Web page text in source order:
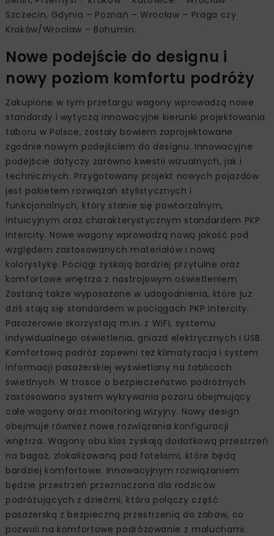
Szczecin, Gdynia – Poznań – Wrocław – Praga czy
Kraków/Wrocław – Bohumin.
Nowe podejście do designu i
nowy poziom komfortu podróży
Zakupione w tym przetargu wagony wprowadzą nowe
standardy i wytyczą innowacyjne kierunki projektowania
taboru w Polsce, zostały bowiem zaprojektowane
zgodnie nowym podejściem do designu. Innowacyjne
podejście dotyczy zarówno kwestii wizualnych, jak i
technicznych. Przygotowany projekt nowych pojazdów
jest pakietem rozwiązań stylistycznych i
funkcjonalnych, który stanie się powtarzalnym,
intuicyjnym oraz charakterystycznym standardem PKP
Intercity. Nowe wagony wprowadzą nową jakość pod
względem zastosowanych materiałów i nową
kolorystykę. Pociągi zyskają bardziej przytulne oraz
komfortowe wnętrza z nastrojowym oświetleniem.
Zostaną także wyposażone w udogodnienia, które już
dziś stają się standardem w pociągach PKP Intercity.
Pasażerowie skorzystają m.in. z WiFi, systemu
indywidualnego oświetlenia, gniazd elektrycznych i USB.
Komfortową podróż zapewni też klimatyzacja i system
informacji pasażerskiej wyświetlany na tablicach
świetlnych. W trosce o bezpieczeństwo podróżnych
zastosowano system wykrywania pożaru obejmujący
całe wagony oraz monitoring wizyjny. Nowy design
obejmuje również nowe rozwiązania konfiguracji
wnętrza. Wagony obu klas zyskają dodatkową przestrzeń
na bagaż, zlokalizowaną pod fotelami, które będą
bardziej komfortowe. Innowacyjnym rozwiązaniem
będzie przestrzeń przeznaczona dla rodziców
podróżujących z dziećmi, która połączy część
pasażerską z bezpieczną przestrzenią do zabaw, co
pozwoli na komfortowe podróżowanie z maluchami.